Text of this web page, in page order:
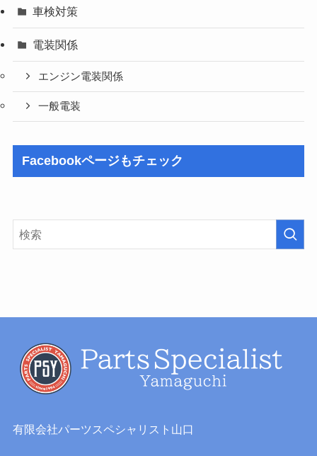
車検対策
電装関係
エンジン電装関係
一般電装
Facebookページもチェック
有限会社パーツスペシャリスト山口